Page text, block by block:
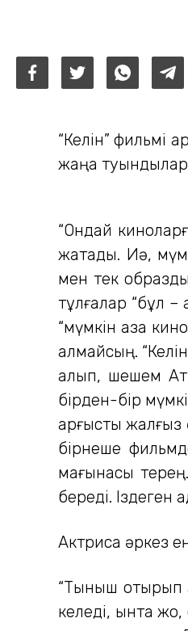
“Келін” фильмі
жаңа туындылар
“Ондай
жатады. Иә,
мен тек
тұлғалар “бұл –
“мүмкін қазақ
алмайсың.
қалып, шешем
бірден-бір
қарғысты жалғыз
бірнеше
мағынасы
береді.
Актриса әркез
“Тыныш отырып
келеді, ынта